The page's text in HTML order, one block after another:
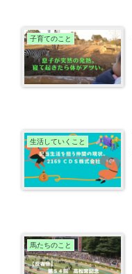
子育てのこと
生活していくこと
馬たちのこと